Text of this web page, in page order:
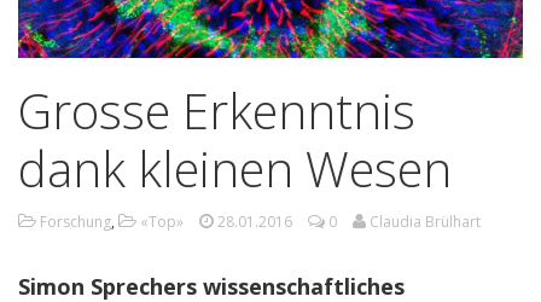
Grosse Erkenntnis
dank kleinen Wesen
Forschung, «Top» 28.01.2016 0 Claudia Brülhart
Simon Sprechers wissenschaftliches